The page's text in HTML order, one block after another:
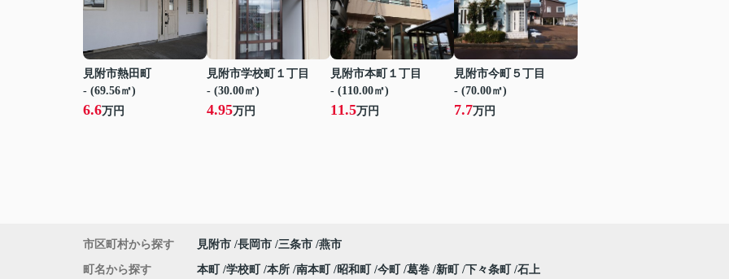
見附市熱田町
- (69.56㎡)
6.6万円
見附市学校町１丁目
- (30.00㎡)
4.95万円
見附市本町１丁目
- (110.00㎡)
11.5万円
見附市今町５丁目
- (70.00㎡)
7.7万円
市区町村から探す 見附市 長岡市 三条市 燕市
町名から探す 本町 学校町 本所 南本町 昭和町 今町 葛巻 新町 下々条町 石上